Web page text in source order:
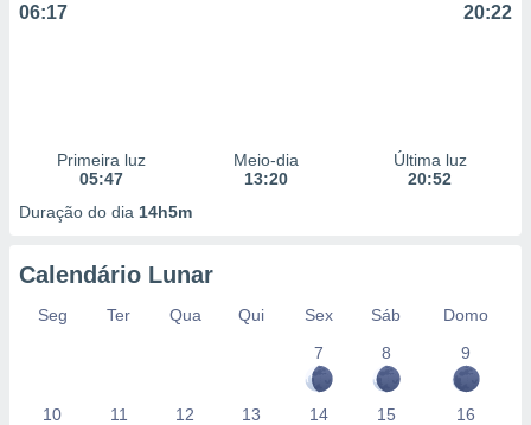
06:17 20:22
Primeira luz
05:47
Meio-dia
13:20
Última luz
20:52
Duração do dia 14h5m
Calendário Lunar
Seg Ter Qua Qui Sex Sáb
Domo
7
8 9
10 11 12 13 14 15 16